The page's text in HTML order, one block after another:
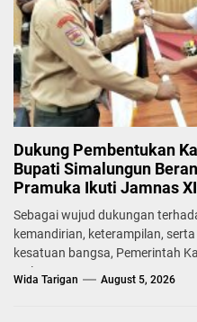
Dukung Pembentukan
Bupati Simalungun
Pramuka Ikuti Jamnas
Sebagai wujud dukungan
kemandirian, keterampilan,
kesatuan bangsa, Pemerintah
melepas...
Wida Tarigan August 5, 2026